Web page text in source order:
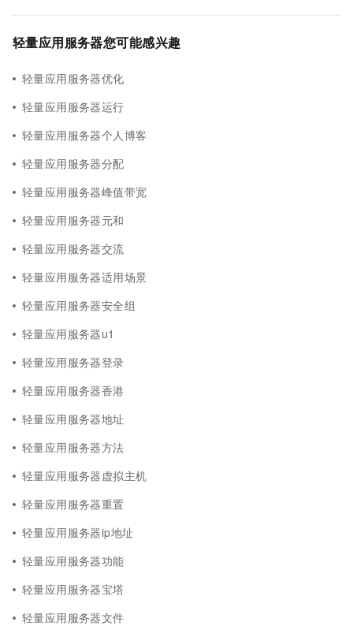
轻量应用服务器您可能感兴趣
轻量应用服务器优化
轻量应用服务器运行
轻量应用服务器个人博客
轻量应用服务器分配
轻量应用服务器峰值带宽
轻量应用服务器元和
轻量应用服务器交流
轻量应用服务器适用场景
轻量应用服务器安全组
轻量应用服务器u1
轻量应用服务器登录
轻量应用服务器香港
轻量应用服务器地址
轻量应用服务器方法
轻量应用服务器虚拟主机
轻量应用服务器重置
轻量应用服务器ip地址
轻量应用服务器功能
轻量应用服务器宝塔
轻量应用服务器文件